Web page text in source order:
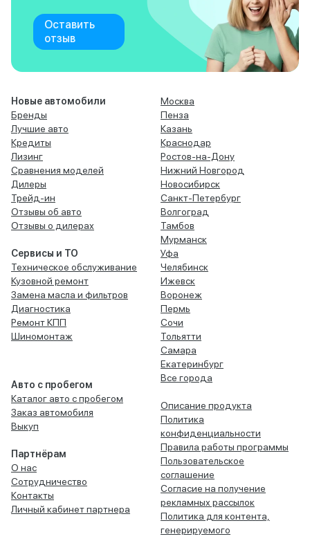
Оставить
отзыв
Новые автомобили
Бренды
Лучшие авто
Кредиты
Лизинг
Сравнения моделей
Дилеры
Трейд-ин
Отзывы об авто
Отзывы о дилерах
Сервисы и ТО
Техническое обслуживание
Кузовной ремонт
Замена масла и фильтров
Диагностика
Ремонт КПП
Шиномонтаж
Авто с пробегом
Каталог авто с пробегом
Заказ автомобиля
Выкуп
Партнёрам
О нас
Сотрудничество
Контакты
Личный кабинет партнера
Москва
Пенза
Казань
Краснодар
Ростов-на-Дону
Нижний Новгород
Новосибирск
Санкт-Петербург
Волгоград
Тамбов
Мурманск
Уфа
Челябинск
Ижевск
Воронеж
Пермь
Сочи
Тольятти
Самара
Екатеринбург
Все города
Описание продукта
Политика
конфиденциальности
Правила работы программы
Пользовательское
соглашение
Согласие на получение
рекламных рассылок
Политика для контента,
генерируемого